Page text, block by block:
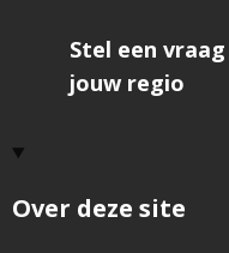
Over deze site
Stel een
jouw regio